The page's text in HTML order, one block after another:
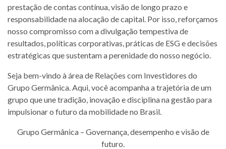
prestação de contas contínua, visão de longo prazo e
responsabilidade na alocação de capital. Por isso, reforçamos
nosso compromisso com a divulgação tempestiva de
resultados, políticas corporativas, práticas de ESG e decisões
estratégicas que sustentam a perenidade do nosso negócio.
Seja bem-vindo à área de Relações com Investidores do
Grupo Germânica. Aqui, você acompanha a trajetória de um
grupo que une tradição, inovação e disciplina na gestão para
impulsionar o futuro da mobilidade no Brasil.
Grupo Germânica – Governança, desempenho e visão de
futuro.